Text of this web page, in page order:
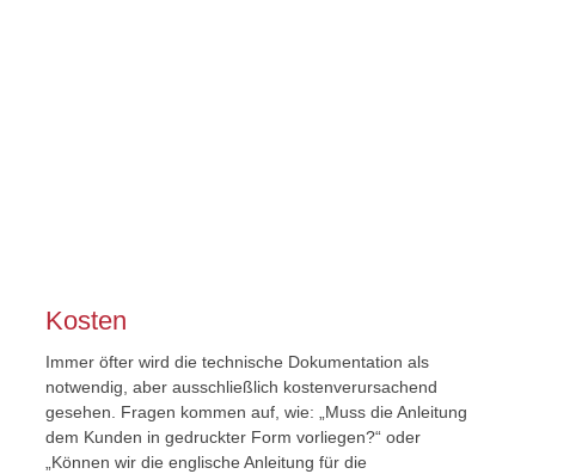
Kosten
Immer öfter wird die technische Dokumentation als
notwendig, aber ausschließlich kostenverursachend
gesehen. Fragen kommen auf, wie: „Muss die Anleitung
dem Kunden in gedruckter Form vorliegen?“ oder
„Können wir die englische Anleitung für die